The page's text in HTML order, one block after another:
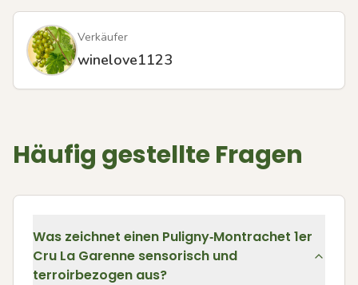
Verkäufer
winelove1123
Häufig gestellte Fragen
Was zeichnet einen Puligny‑Montrachet 1er
Cru La Garenne sensorisch und
terroirbezogen aus?